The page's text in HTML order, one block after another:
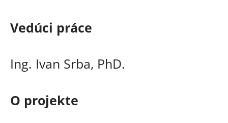
Vedúci práce
Ing. Ivan Srba, PhD.
O projekte